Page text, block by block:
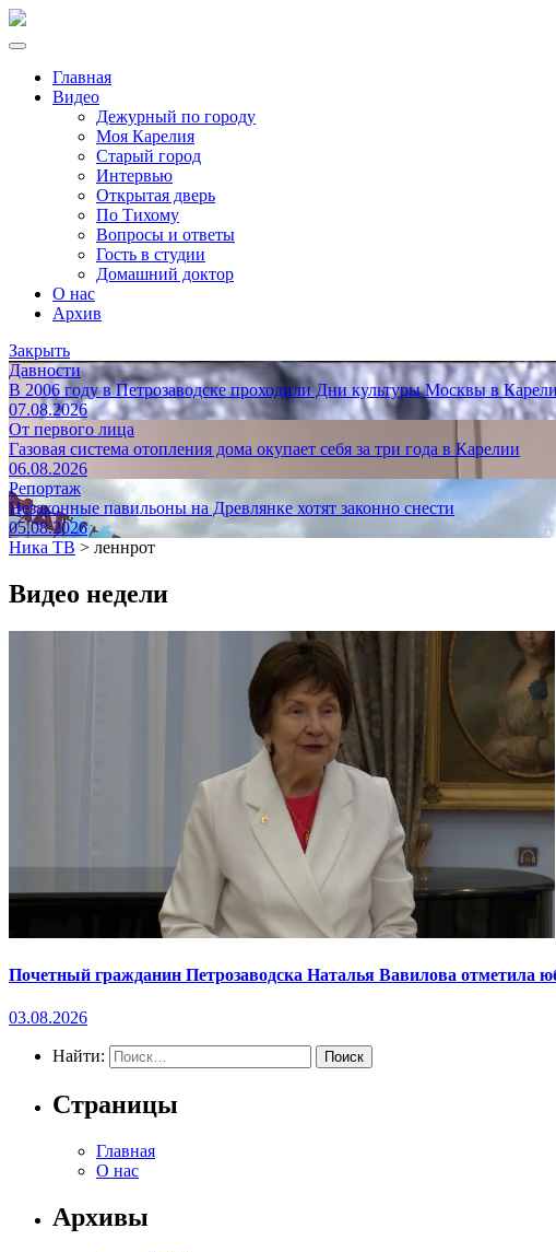
Главная
Видео
Дежурный по городу
Моя Карелия
Старый город
Интервью
Открытая дверь
По Тихому
Вопросы и ответы
Гость в студии
Домашний доктор
О нас
Архив
Закрыть
Давности
В 2006 году в Петрозаводске проходили Дни культуры Москвы в
07.08.2026
От первого лица
Газовая система отопления дома окупает себя за три года в Карелии
06.08.2026
Репортаж
Незаконные павильоны на Древлянке хотят законно снести
05.08.2026
Ника ТВ > леннрот
Видео недели
Почетный гражданин Петрозаводска Наталья Вавилова отметила
03.08.2026
Найти:
Страницы
Главная
О нас
Архивы